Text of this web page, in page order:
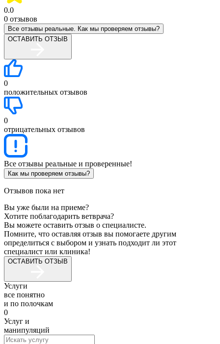
0.0
0 отзывов
Все отзывы реальные. Как мы проверяем отзывы?
ОСТАВИТЬ ОТЗЫВ
0
положительных отзывов
0
отрицательных отзывов
Все отзывы реальные и проверенные!
Как мы проверяем отзывы?
Отзывов пока нет
Вы уже были на приеме?
Хотите поблагодарить ветврача?
Вы можете оставить отзыв о специалисте.
Помните, что оставляя отзыв вы помогаете другим
определиться с выбором и узнать подходит ли этот
специалист или клиника!
ОСТАВИТЬ ОТЗЫВ
Услуги
все понятно
и по полочкам
0
Услуг и
манипуляций